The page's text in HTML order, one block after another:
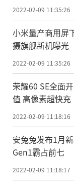
2022-02-09 11:35:26
小米量产商用屏
摄旗舰新机曝光
2022-02-09 11:35:26
荣耀60 SE全面
值 高像素超快充
2022-02-09 11:18:16
安兔兔发布1月
Gen1霸占前七
2022-02-09 11:18:17